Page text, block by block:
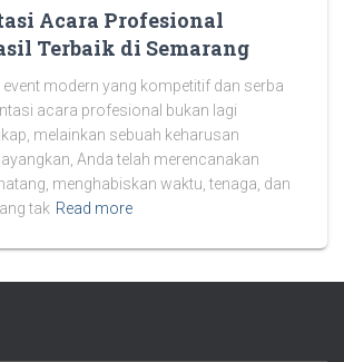
Acara Profesional
Terbaik di Semarang
modern yang kompetitif dan serba
acara profesional bukan lagi
melainkan sebuah keharusan
Anda telah merencanakan
menghabiskan waktu, tenaga, dan
tak Read more